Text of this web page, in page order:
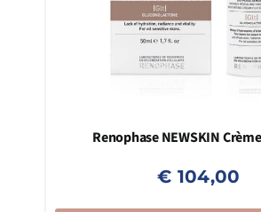
Renophase NEWSKIN
€ 104,00